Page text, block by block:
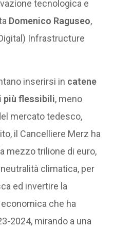
tecnologica e
Domenico Raguseo,
Infrastructure
inserirsi in catene
più flessibili, meno
mercato tedesco,
il Cancelliere Merz ha
mezzo trilione di euro,
climatica, per
ed invertire la
che ha
2024, mirando a una